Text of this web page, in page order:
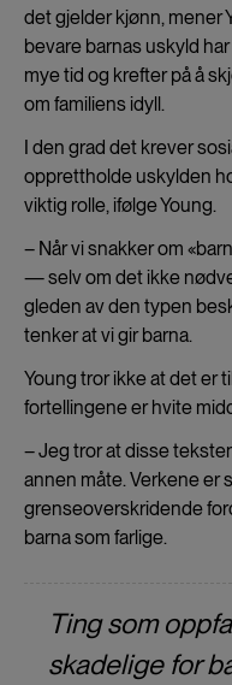
det gjelder kjønn, mener
bevare barnas uskyld
mye tid og krefter på å
om familiens idyll.
I den grad det krever
opprettholde uskylden
viktig rolle, ifølge Young.
– Når vi snakker om
— selv om det ikke
gleden av den typen
tenker at vi gir barna.
Young tror ikke at det er
fortellingene er hvite
– Jeg tror at disse
annen måte. Verkene er
grenseoverskridende
barna som farlige.
Ting som
skadelige for